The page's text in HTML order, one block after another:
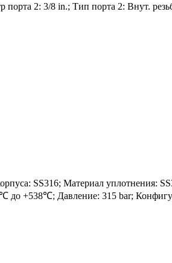
2: 3/8 in.; Тип порта 2: Внут.
SS316; Материал уплотнения:
до +538℃; Давление: 315 bar;